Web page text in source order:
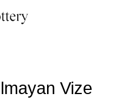
Vize